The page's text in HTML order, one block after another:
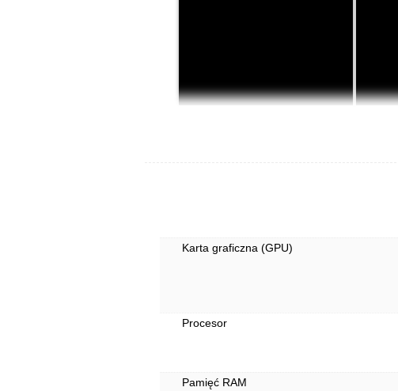
Karta graficzna (GPU)
Procesor
Pamięć RAM